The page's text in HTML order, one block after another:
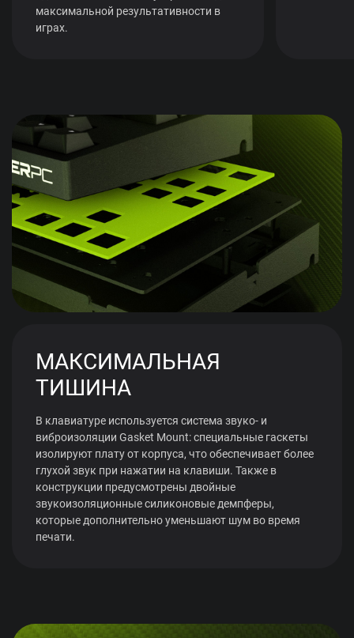
максимальной результативности в
играх.
МАКСИМАЛЬНАЯ
ТИШИНА
В клавиатуре используется система звуко- и
виброизоляции Gasket Mount: специальные гаскеты
изолируют плату от корпуса, что обеспечивает более
глухой звук при нажатии на клавиши. Также в
конструкции предусмотрены двойные
звукоизоляционные силиконовые демпферы,
которые дополнительно уменьшают шум во время
печати.